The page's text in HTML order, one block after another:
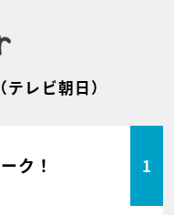
（テレビ朝日）
ク！ 1